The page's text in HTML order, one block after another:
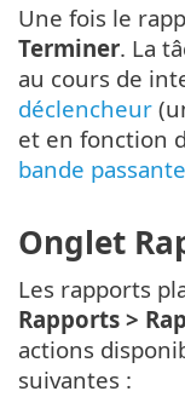
Une fois le
Terminer. La
au cours de
déclencheur
et en fonction
bande passante
Onglet
Les rapports
Rapports >
actions
suivantes :